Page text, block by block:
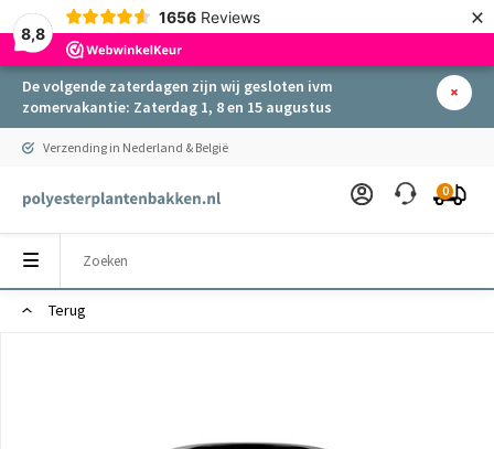
8,8
1656 Reviews ×
De volgende zaterdagen zijn wij gesloten ivm
zomervakantie: Zaterdag 1, 8 en 15 augustus
Verzending in Nederland & België
0
Terug